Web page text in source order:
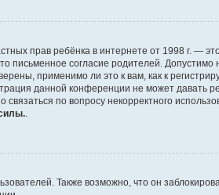
прав ребёнка в интернете от 1998 г. —
согласие родителей.
применимо ли это к вам, как к
данной конференции не может давать
по вопросу некорректного
Также возможно, что он